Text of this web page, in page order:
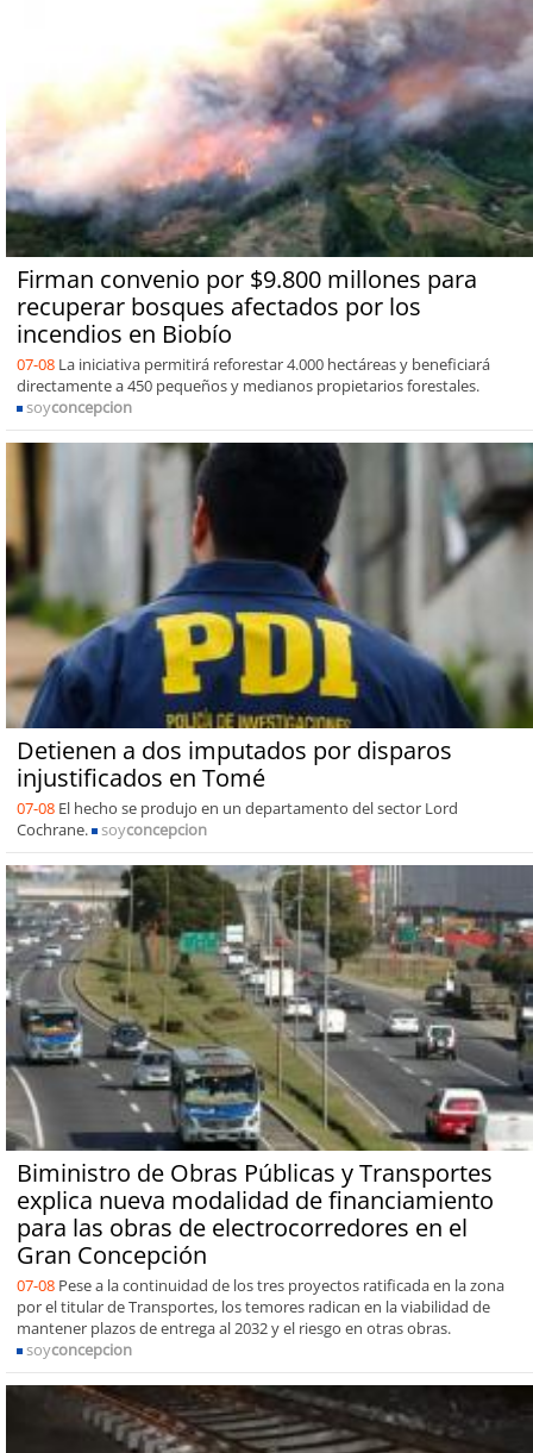
Firman convenio por $9.800 millones para
recuperar bosques afectados por los
incendios en Biobío
07-08 La iniciativa permitirá reforestar 4.000 hectáreas y beneficiará
directamente a 450 pequeños y medianos propietarios forestales.
soyconcepcion
Detienen a dos imputados por disparos
injustificados en Tomé
07-08 El hecho se produjo en un departamento del sector Lord
Cochrane.
soyconcepcion
Biministro de Obras Públicas y Transportes
explica nueva modalidad de financiamiento
para las obras de electrocorredores en el
Gran Concepción
07-08 Pese a la continuidad de los tres proyectos ratificada en la zona
por el titular de Transportes, los temores radican en la viabilidad de
mantener plazos de entrega al 2032 y el riesgo en otras obras.
soyconcepcion